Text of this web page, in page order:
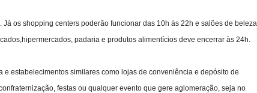
os shopping centers poderão funcionar das 10h às 22h e salões de beleza
padaria e produtos alimentícios deve encerrar às 24h.
estabelecimentos similares como lojas de conveniência e depósito de
festas ou qualquer evento que gere aglomeração, seja no